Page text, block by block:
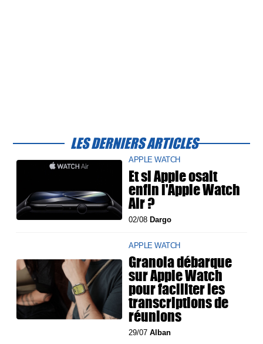
LES DERNIERS ARTICLES
APPLE WATCH
Et si Apple osait
enfin l'Apple Watch
Air ?
02/08 Dargo
APPLE WATCH
Granola débarque
sur Apple Watch
pour faciliter les
transcriptions de
réunions
29/07Alban